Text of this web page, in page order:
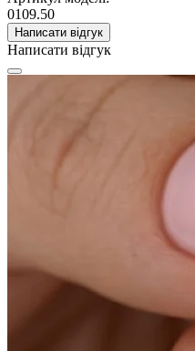
0109.50
Написати відгук
Написати відгук